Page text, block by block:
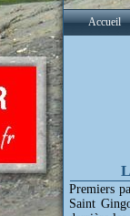
Accueil
Premiers
Saint